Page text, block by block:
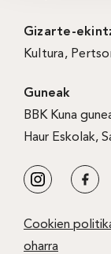
Gizarte-
Kultura,
Guneak
BBK Kuna
Haur Eskolak,
Cookien
oharra